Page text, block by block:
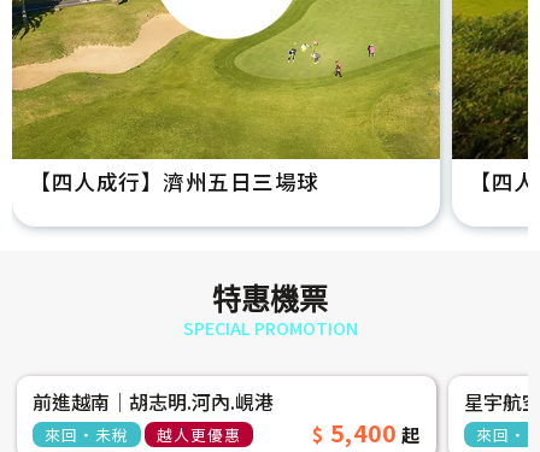
【四人成行】濟州五日三場球 【四
特惠機票
SPECIAL PROMOTION
前進越南│胡志明.河內.峴港
來回‧未稅 越人更優惠 5,400
星宇航
來回‧